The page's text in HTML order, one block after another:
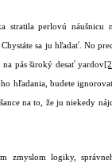
stratila perlovú
sa ju hľadať. No
pás široký desať yardov
hľadania, budete
na to, že ju niekedy
zmyslom logiky,